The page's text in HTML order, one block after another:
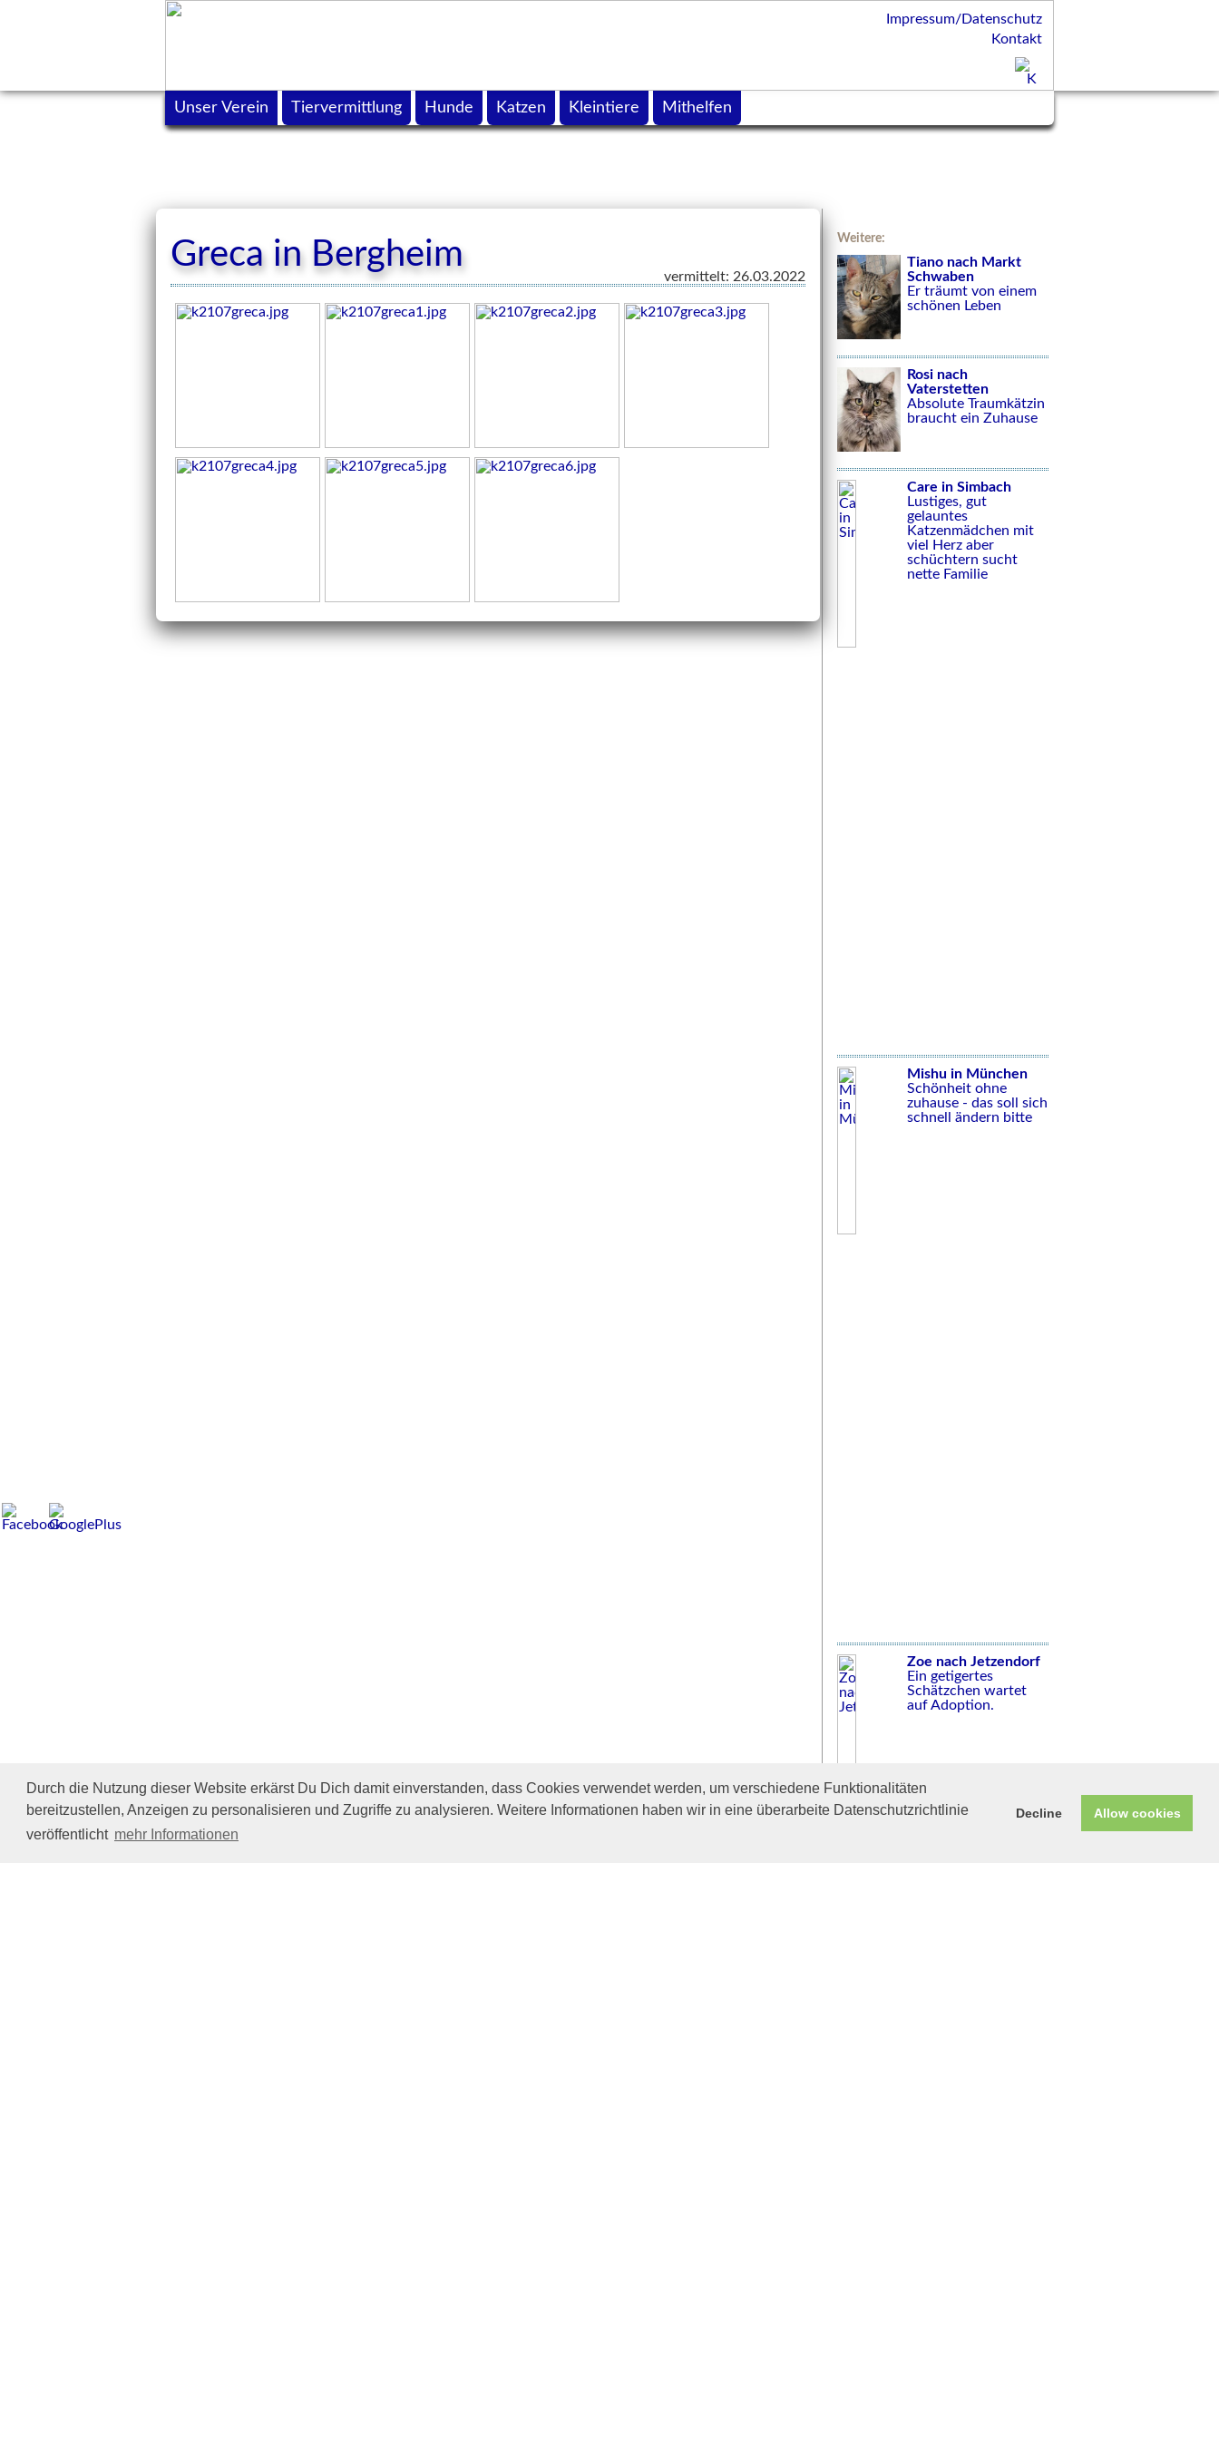
Durch die Nutzung dieser Website erkärst Du Dich damit einverstanden, dass Cookies verwendet werden, um verschiedene Funktionalitäten
bereitzustellen, Anzeigen zu personalisieren und Zugriffe zu analysieren. Weitere Informationen haben wir in eine überarbeite Datenschutzrichtlinie
veröffentlicht mehr Informationen
Decline Allow cookies
Weitere:
Tiano nach Markt
Schwaben
Er träumt von einem
schönen Leben
Rosi nach
Vaterstetten
Absolute Traumkätzin
braucht ein Zuhause
Care in Simbach
Lustiges, gut
gelauntes
Katzenmädchen mit
viel Herz aber
schüchtern sucht
nette Familie
Mishu in München
Schönheit ohne
zuhause - das soll sich
schnell ändern bitte
Zoe nach Jetzendorf
Ein getigertes
Schätzchen wartet
auf Adoption.
Greca in Bergheim
vermittelt: 26.03.2022
Impressum/Datenschutz
Kontakt
Helfen Sie mit!
Impressum/DatenschutzTierhilfe Verbindet (c)
Unser Verein Tiervermittlung Hunde Katzen Kleintiere Mithelfen